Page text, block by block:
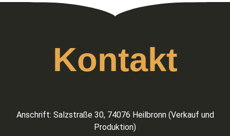
Kontakt
Anschrift: Salzstraße 30, 74076 Heilbronn (Verkauf und
Produktion)